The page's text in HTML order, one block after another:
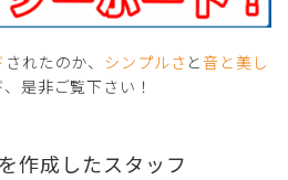
されたのか、 シンプルさ と音と美し
是非ご覧下さい！
作成したスタッフ